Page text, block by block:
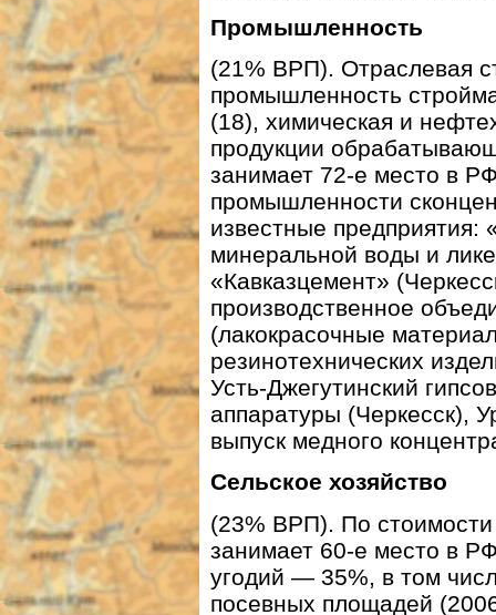
Промышленность
(21% ВРП). Отраслевая
промышленность
(18), химическая и
продукции
занимает 72-е место в
промышленности
известные предприятия:
минеральной воды и
«Кавказцемент»
производственное
(лакокрасочные
резинотехнических
Усть-Джегутинский
аппаратуры (Черкесск),
выпуск медного
Сельское хозяйство
(23% ВРП). По стоимости
занимает 60-е место в
угодий — 35%, в том
посевных площадей